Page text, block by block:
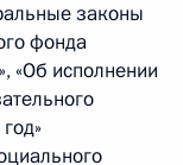
законы
фонда
«Об исполнении